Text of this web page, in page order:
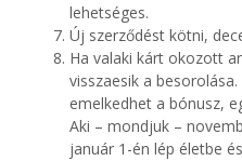
lehetséges.
Új szerződést kötni,
Ha valaki kárt okozott
visszaesik a
emelkedhet a bónusz,
Aki – mondjuk –
január 1-én lép életbe